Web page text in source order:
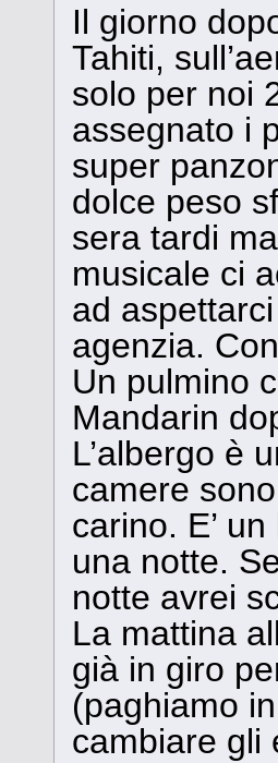
Il giorno
Tahiti,
solo per noi
assegnato i
super
dolce peso
sera tardi
musicale ci
ad
agenzia.
Un pulmino
Mandarin
L’albergo è
camere
carino. E’
una notte.
notte avrei
La mattina
già in giro
(paghiamo
cambiare gli